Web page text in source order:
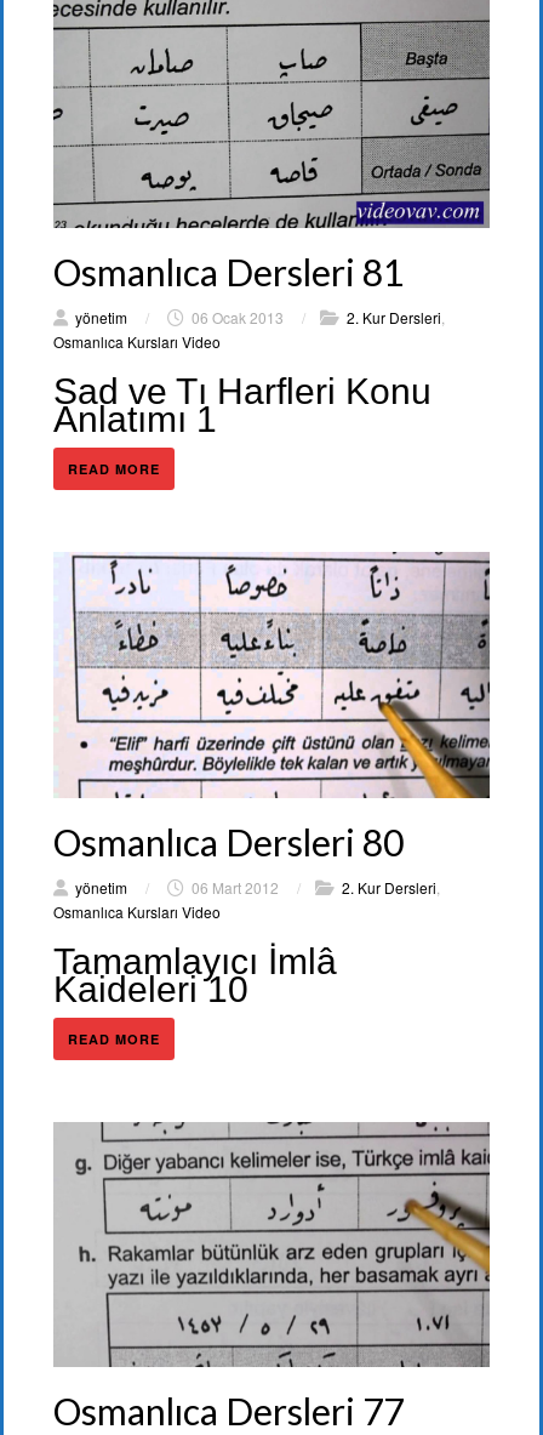
Osmanlıca Dersleri 81
yönetim / 06 Ocak 2013 / 2. Kur Dersleri
Osmanlıca Kursları Video
Sad ve Tı Harfleri Konu
Anlatımı 1
READ MORE
Osmanlıca Dersleri 80
yönetim / 06 Mart 2012 / 2. Kur Dersleri
Osmanlıca Kursları Video
Tamamlayıcı İmlâ
Kaideleri 10
READ MORE
Osmanlıca Dersleri 77